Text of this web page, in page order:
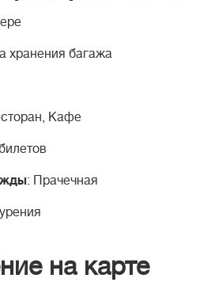
хранения багажа
Кафе
: Прачечная
на карте